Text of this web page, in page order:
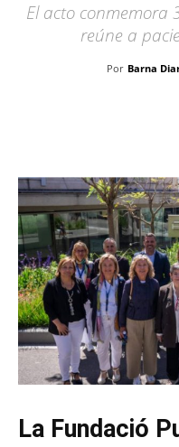
El acto conmemora
reúne a
Por Barna
La Fundació